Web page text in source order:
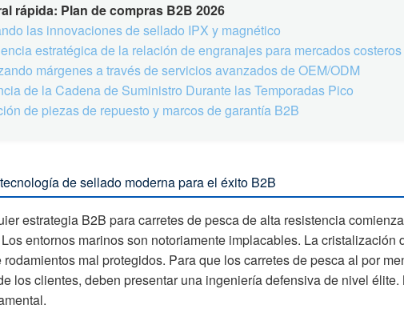
rápida: Plan de compras B2B 2026
las innovaciones de sellado IPX y magnético
estratégica de la relación de engranajes para mercados costeros
márgenes a través de servicios avanzados de OEM/ODM
de la Cadena de Suministro Durante las Temporadas Pico
de piezas de repuesto y marcos de garantía B2B
de sellado moderna para el éxito B2B
estrategia B2B para carretes de pesca de alta resistencia
entornos marinos son notoriamente implacables. La cristalización
mal protegidos. Para que los carretes de pesca al por
los clientes, deben presentar una ingeniería defensiva de nivel